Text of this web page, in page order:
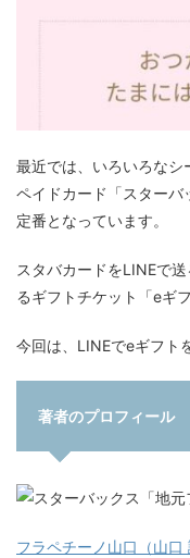
最近では、いろいろなシ
ペイドカード「スター
定番となっています。
スタバカードをLINEで
るギフトチケット「eギ
今回は、LINEでeギフト
著者のプロフィール
フラペチーノ山口（山口